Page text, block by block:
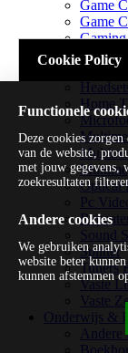
Game
Game
Gaming
Home
Optical
Pc
Sound
Splitter
Tuners
Vaste
Vaste
Onderwijs &
Cookie Policy
Functionele
Deze cookies
van de website,
met jouw gegevens,
zoekresultaten
Andere cookies
We gebruiken
website beter
kunnen afstemmen